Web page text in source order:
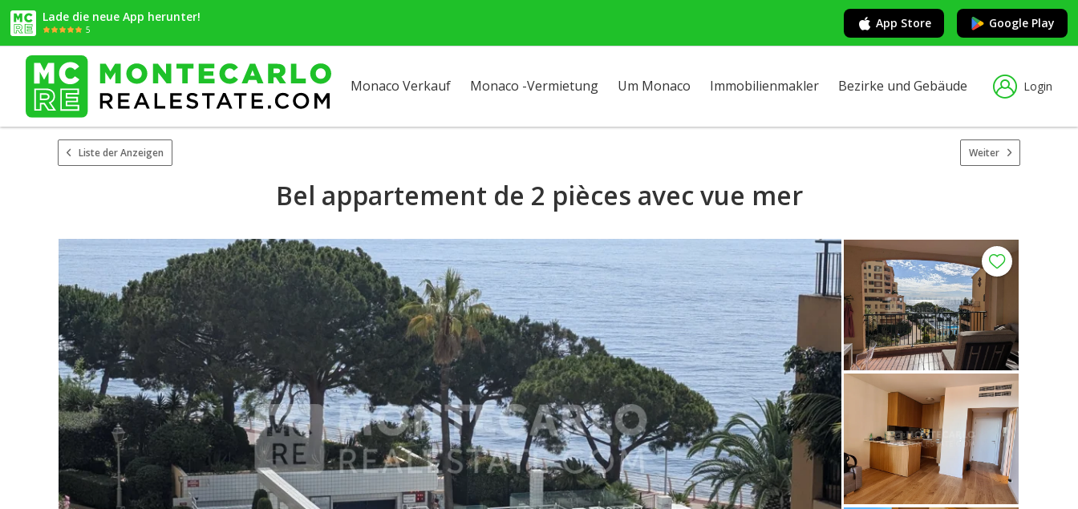
Lade die neue App herunter!
5 App Store Google Play
Monaco Verkauf Monaco -Vermietung Um Monaco Immobilienmakler Bezirke und Gebäude Login
Liste der Anzeigen Weiter
Bel appartement de 2 pièces avec vue mer